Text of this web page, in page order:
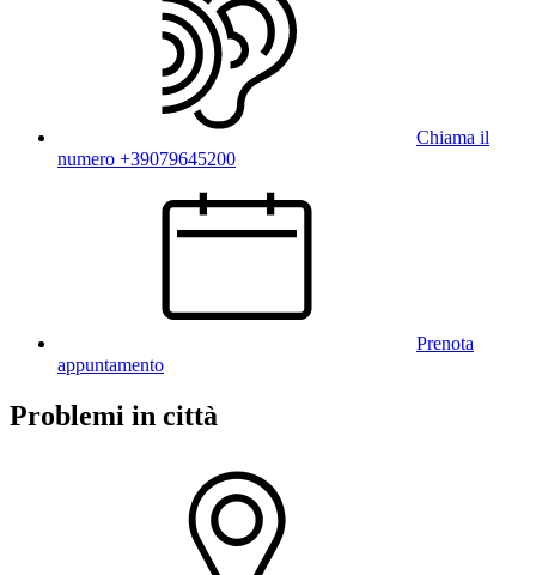
Chiama il
numero +39079645200
Prenota
appuntamento
Problemi in città